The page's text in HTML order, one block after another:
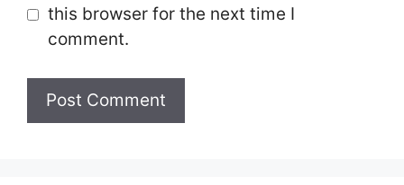
this browser for the next time I
comment.